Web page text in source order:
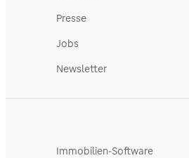
Presse
Jobs
Newsletter
Immobilien-Software